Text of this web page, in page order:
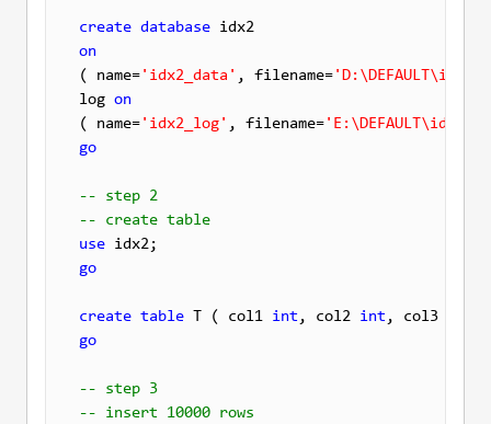
create database
on
( name= 'idx2_data' , filename=
log on
( name= 'idx2_log' , filename=
go
-- step 2
-- create table
use
go
create table T ( col1 int , col2 int , col3
go
-- step 3
-- insert 10000 rows